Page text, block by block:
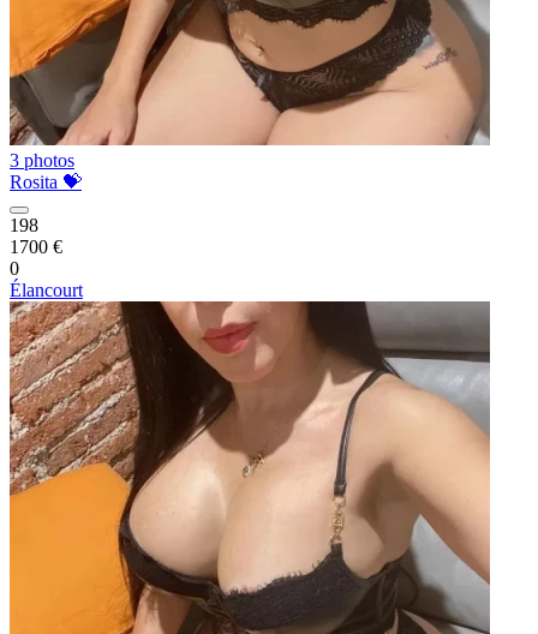
3 photos
Rosita 💝
198
1700 €
0
Élancourt